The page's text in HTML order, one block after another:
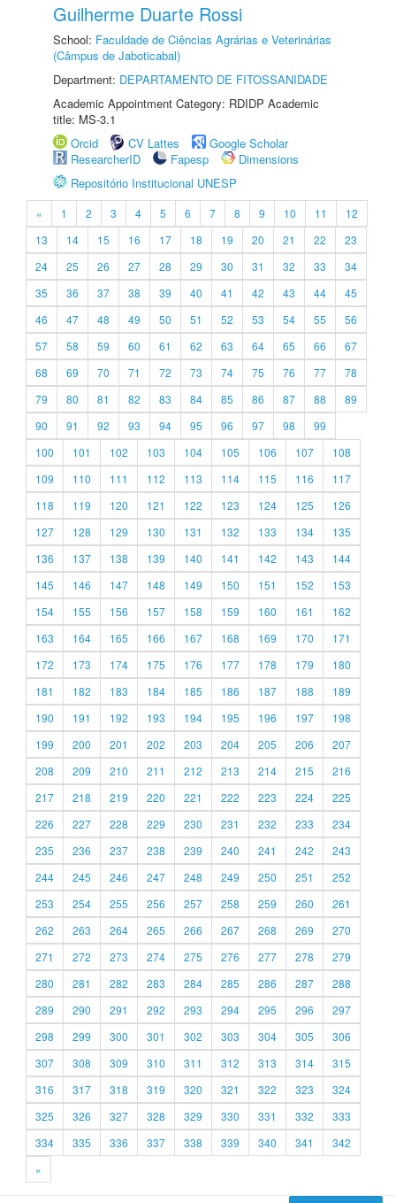
Guilherme Duarte Rossi
School: Faculdade de Ciências Agrárias e Veterinárias
(Câmpus de Jaboticabal)
Department: DEPARTAMENTO DE FITOSSANIDADE
Academic Appointment Category: RDIDP Academic
title: MS-3.1
Orcid
CV Lattes
Google Scholar
ResearcherID
Fapesp
Dimensions
Repositório Institucional UNESP
« 1 2 3 4 5 6 7 8 9 10 11
12
13
14 15 16 17 18 19 20 21 22
23
24
25 26 27 28 29 30 31 32 33
34
35
36 37 38 39 40 41 42 43 44
45
46
47 48 49 50 51 52 53 54 55
56
57
58 59 60 61 62 63 64 65 66
67
68
69 70 71 72 73 74 75 76 77
78
79
80 81 82 83 84 85 86 87 88
89
90
91 92 93 94 95 96 97 98
99
100
101 102 103 104 105 106 107
108
109
110 111 112 113 114 115 116
117
118
119 120 121 122 123 124 125
126
127
128 129 130 131 132 133 134
135
136
137 138 139 140 141 142 143
144
145
146 147 148 149 150 151 152
153
154
155 156 157 158 159 160 161
162
163
164 165 166 167 168 169 170
171
172
173 174 175 176 177 178 179
180
181
182 183 184 185 186 187 188
189
190
191 192 193 194 195 196 197
198
199
200 201 202 203 204 205 206
207
208
209 210 211 212 213 214 215
216
217
218 219 220 221 222 223 224
225
226
227 228 229 230 231 232 233
234
235
236 237 238 239 240 241 242
243
244
245 246 247 248 249 250 251
252
253
254 255 256 257 258 259 260
261
262
263 264 265 266 267 268 269
270
271
272 273 274 275 276 277 278
279
280
281 282 283 284 285 286 287
288
289
290 291 292 293 294 295 296
297
298
299 300 301 302 303 304 305
306
307
308 309 310 311 312 313 314
315
316
317 318 319 320 321 322 323
324
325
326 327 328 329 330 331 332
333
334
335 336 337 338 339 340 341
342
»